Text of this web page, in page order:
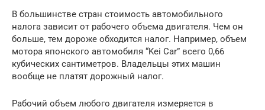
В большинстве стран стоимость автомобильного
налога зависит от рабочего объема двигателя. Чем он
больше, тем дороже обходится налог. Например, объем
мотора японского автомобиля “Kei Car” всего 0,66
кубических сантиметров. Владельцы этих машин
вообще не платят дорожный налог.
Рабочий объем любого двигателя измеряется в